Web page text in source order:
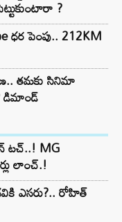
?
ధర పెంపు.. 212KM
తమకు సినిమా
డిమాండ్
టచ్..! MG
లాంచ్.!
ఎసరు?.. రోహిత్